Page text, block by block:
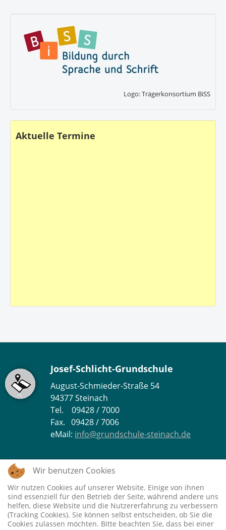
Logo: Trägerkonsortium BiSS
Aktuelle Termine
Josef-Schlicht-Grundschule
August-Schmieder-Straße 54
94377 Steinach
Tel. 09428 / 7000
Fax. 09428 / 7006
eMail: info@grundschule-steinach.de
Hinweise zum Datenschutz
IMPRESSUM
DATENSCHUTZ
DISCLAIMER
Wir benutzen Cookies
Wir nutzen Cookies auf unserer Website. Einige von ihnen
sind essenziell für den Betrieb der Seite, während andere uns
helfen, diese Website und die Nutzererfahrung zu verbessern
(Tracking Cookies). Sie können selbst entscheiden, ob Sie die
Cookies zulassen möchten. Bitte beachten Sie, dass bei einer